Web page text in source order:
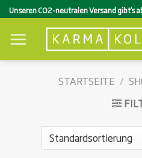
Zum
Inhalt
springen
Unseren CO2-neutralen Versand gibt’s
STARTSEITE /